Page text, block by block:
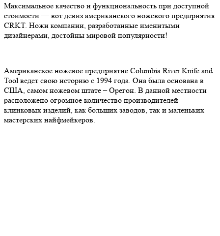
Максимальное качество и функциональность при доступной
стоимости — вот девиз американского ножевого предприятия
CRKT. Ножи компании, разработанные именитыми
дизайнерами, достойны мировой популярности!
Американское ножевое предприятие Columbia River Knife and
Tool ведет свою историю с 1994 года. Она была основана в
США, самом ножевом штате – Орегон. В данной местности
расположено огромное количество производителей
клинковых изделий, как больших заводов, так и маленьких
мастерских найфмейкеров.